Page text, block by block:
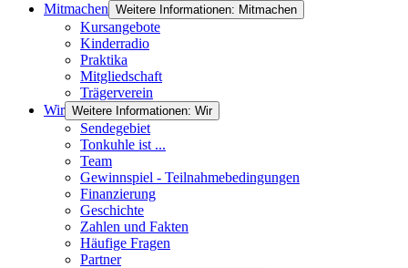
Mitmachen Weitere Informationen: Mitmachen
Kursangebote
Kinderradio
Praktika
Mitgliedschaft
Trägerverein
Wir Weitere Informationen: Wir
Sendegebiet
Tonkuhle ist ...
Team
Gewinnspiel - Teilnahmebedingungen
Finanzierung
Geschichte
Zahlen und Fakten
Häufige Fragen
Partner